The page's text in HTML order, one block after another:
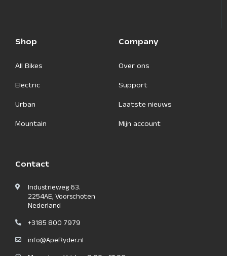
Shop
All Bikes
Electric
Urban
Mountain
Company
Over ons
Support
Laatste nieuws
Mijn account
Contact
Industrieweg 63.
2254AE, Voorschoten
Nederland
+3185 800 7979
info@ApeRyder.nl